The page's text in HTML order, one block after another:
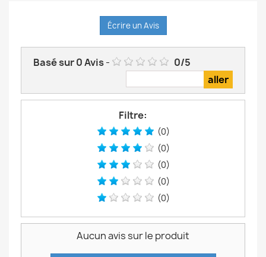
Écrire un Avis
Basé sur0Avis- 0/5
Filtre:
(0)
(0)
(0)
(0)
(0)
Aucun avis sur le produit